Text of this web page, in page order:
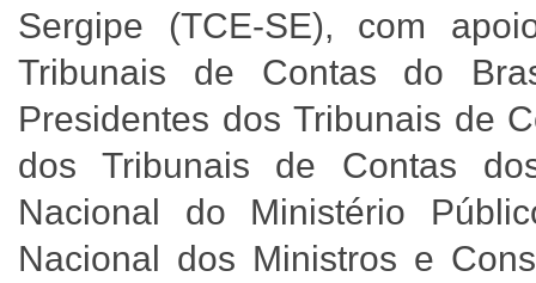
Sergipe (TCE-SE), com
Tribunais de Contas do
Presidentes dos Tribunais de
dos Tribunais de Contas
Nacional do Ministério
Nacional dos Ministros e